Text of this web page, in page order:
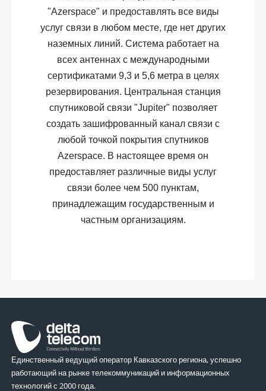
"Azerspace" и предоставлять все виды
услуг связи в любом месте, где нет других
наземных линий. Система работает на
всех антеннах с международными
сертификатами 9,3 и 5,6 метра в целях
резервирования. Центральная станция
спутниковой связи "Jupiter" позволяет
создать зашифрованный канал связи с
любой точкой покрытия спутников
Azerspace. В настоящее время он
предоставляет различные виды услуг
связи более чем 500 пунктам,
принадлежащим государственным и
частным организациям.
Единственный ведущий оператор Кавказского региона, успешно
работающий на рынке телекоммуникаций и информационных
технологий с 2000 года.